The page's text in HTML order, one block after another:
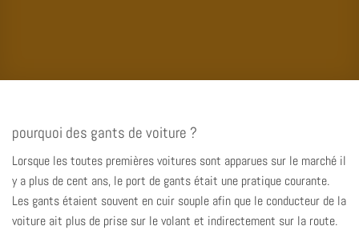
pourquoi des gants de voiture ?
Lorsque les toutes premières voitures sont apparues sur le marché il
y a plus de cent ans, le port de gants était une pratique courante.
Les gants étaient souvent en cuir souple afin que le conducteur de la
voiture ait plus de prise sur le volant et indirectement sur la route.